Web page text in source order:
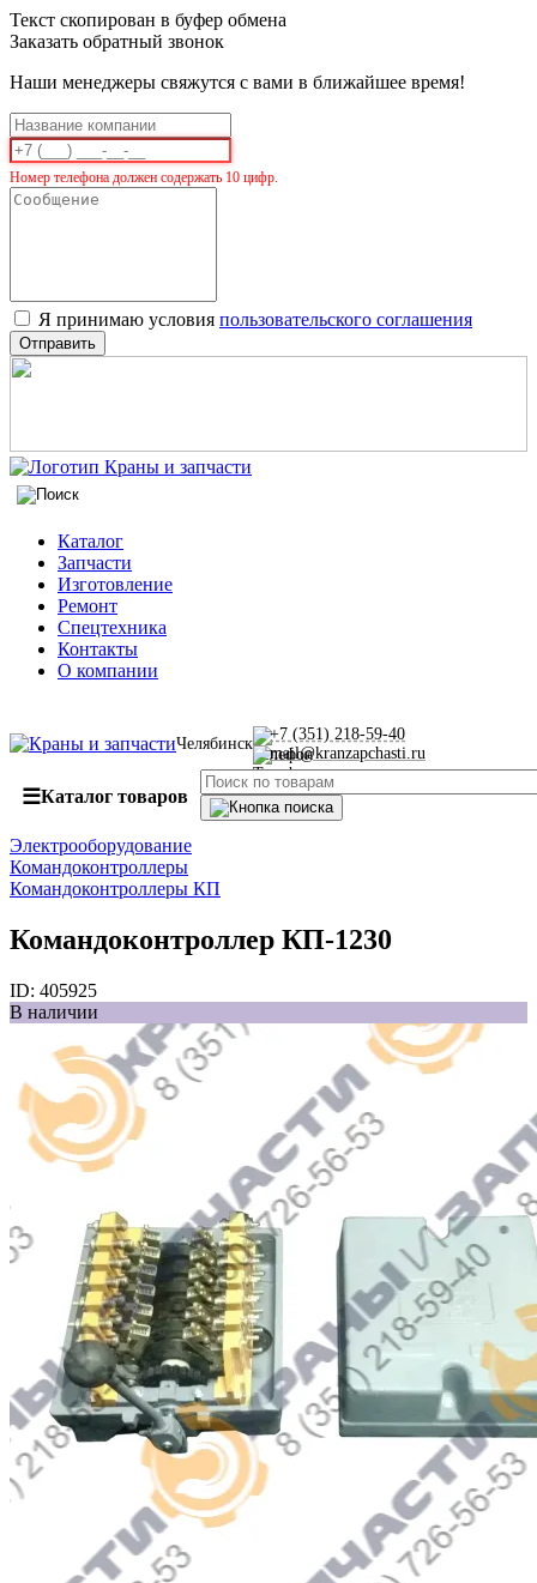
Текст скопирован в буфер обмена
Заказать обратный звонок
Наши менеджеры свяжутся с вами в ближайшее время!
Номер телефона должен содержать 10 цифр.
Я принимаю условия пользовательского соглашения
Отправить
Каталог
Запчасти
Изготовление
Ремонт
Спецтехника
Контакты
О компании
Челябинск
+7 (351) 218-59-40
mail@kranzapchasti.ru
☰Каталог товаров
Электрооборудование
Командоконтроллеры
Командоконтроллеры КП
Командоконтроллер КП-1230
ID: 405925
В наличии